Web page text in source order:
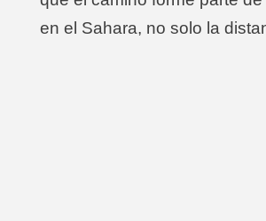
en el Sahara, no solo la